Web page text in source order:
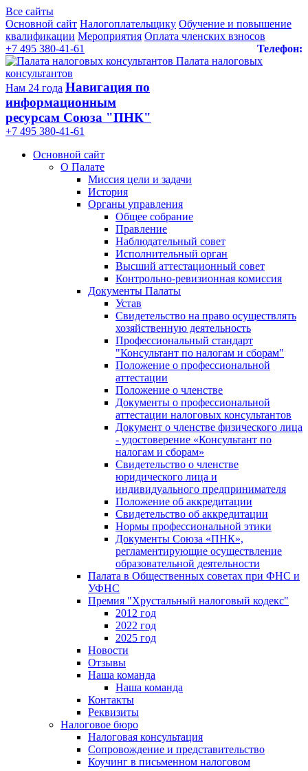
Все сайты
Основной сайт Налогоплательщику Обучение и повышение
квалификации Мероприятия Оплата членских взносов
Телефон:
+7 495 380-41-61
Палата налоговых
консультантов
Нам 24 года Навигация по
информационным
ресурсам Союза "ПНК"
+7 495 380‑41‑61
Основной сайт
О Палате
Миссия цели и задачи
История
Органы управления
Общее собрание
Правление
Наблюдательный совет
Исполнительный орган
Высший аттестационный совет
Контрольно-ревизионная комиссия
Документы Палаты
Устав
Свидетельство на право осуществлять
хозяйственную деятельность
Профессиональный стандарт
"Консультант по налогам и сборам"
Положение о профессиональной
аттестации
Положение о членстве
Документы о профессиональной
аттестации налоговых консультантов
Документ о членстве физического лица
- удостоверение «Консультант по
налогам и сборам»
Свидетельство о членстве
юридического лица и
индивидуального предпринимателя
Положение об аккредитации
Свидетельство об аккредитации
Нормы профессиональной этики
Документы Союза «ПНК»,
регламентирующие осуществление
образовательной деятельности
Палата в Общественных советах при ФНС и
УФНС
Премия "Хрустальный налоговый кодекс"
2012 год
2022 год
2025 год
Новости
Отзывы
Наша команда
Наша команда
Контакты
Реквизиты
Налоговое бюро
Налоговая консультация
Cопровождение и представительство
Коучинг в письменном налоговом